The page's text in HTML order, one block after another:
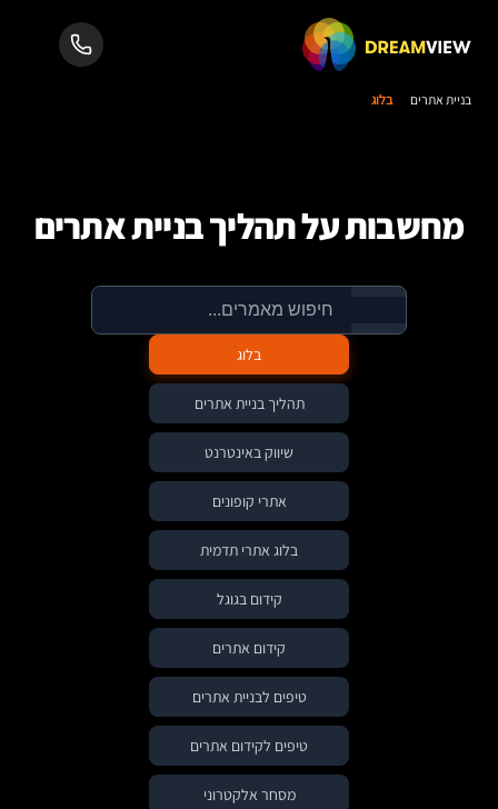
בניית אתרים בלוג
מחשבות על תהליך בניית אתרים
בלוג
תהליך בניית אתרים
שיווק באינטרנט
אתרי קופונים
בלוג אתרי תדמית
קידום בגוגל
קידום אתרים
טיפים לבניית אתרים
טיפים לקידום אתרים
מסחר אלקטרוני